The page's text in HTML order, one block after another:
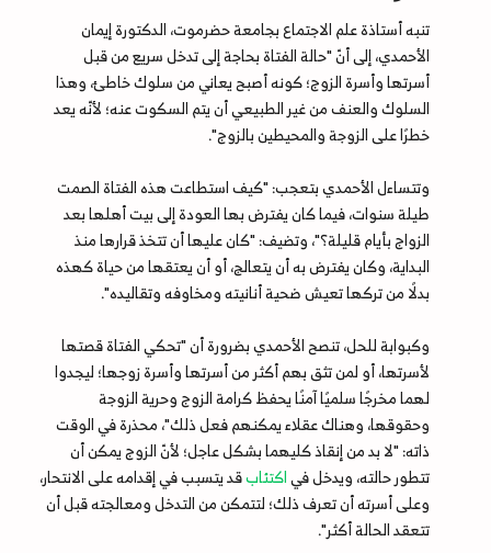
تنبه أستاذة علم الاجتماع بجامعة حضرموت، الدكتورة إيمان
الأحمدي، إلى أنّ "حالة الفتاة بحاجة إلى تدخل سريع من قبل
أسرتها وأسرة الزوج؛ كونه أصبح يعاني من سلوك خاطئ، وهذا
السلوك والعنف من غير الطبيعي أن يتم السكوت عنه؛ لأنّه يعد
خطرًا على الزوجة والمحيطين بالزوج".
وتتساءل الأحمدي بتعجب: "كيف استطاعت هذه الفتاة الصمت
طيلة سنوات، فيما كان يفترض بها العودة إلى بيت أهلها بعد
الزواج بأيام قليلة؟"، وتضيف: "كان عليها أن تتخذ قرارها منذ
البداية، وكان يفترض به أن يتعالج، أو أن يعتقها من حياة كهذه
بدلًا من تركها تعيش ضحية أنانيته ومخاوفه وتقاليده".
وكبوابة للحل، تنصح الأحمدي بضرورة أن "تحكي الفتاة قصتها
لأسرتها، أو لمن تثق بهم أكثر من أسرتها وأسرة زوجها؛ ليجدوا
لهما مخرجًا سلميًا آمنًا يحفظ كرامة الزوج وحرية الزوجة
وحقوقها، وهناك عقلاء يمكنهم فعل ذلك"، محذرة في الوقت
ذاته: "لا بد من إنقاذ كليهما بشكل عاجل؛ لأنّ الزوج يمكن أن
تتطور حالته، ويدخل فياكتئابقد يتسبب في إقدامه على الانتحار،
وعلى أسرته أن تعرف ذلك؛ لتتمكن من التدخل ومعالجته قبل أن
تتعقد الحالة أكثر".